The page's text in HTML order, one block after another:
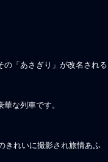
「あさぎり」が改名される
な列車です。
きれいに撮影され旅情あふ